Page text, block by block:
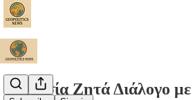
Η Ρωσία Ζητά Διάλογο